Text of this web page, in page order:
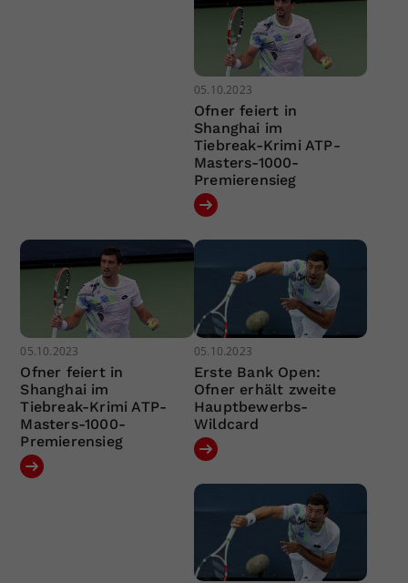
05.10.2023
Ofner feiert in
Shanghai im
Tiebreak-Krimi ATP-
Masters-1000-
Premierensieg
05.10.2023
Ofner feiert in
Shanghai im
Tiebreak-Krimi ATP-
Masters-1000-
Premierensieg
05.10.2023
Erste Bank Open:
Ofner erhält zweite
Hauptbewerbs-
Wildcard